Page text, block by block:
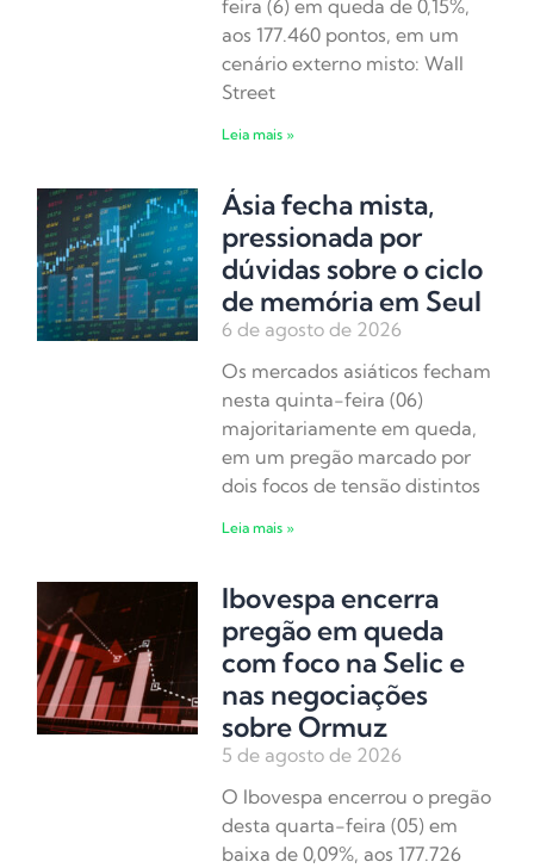
feira (6) em queda de 0,15%,
aos 177.460 pontos, em um
cenário externo misto: Wall
Street
Leia mais »
Ásia fecha mista,
pressionada por
dúvidas sobre o ciclo
de memória em Seul
6 de agosto de 2026
Os mercados asiáticos fecham
nesta quinta-feira (06)
majoritariamente em queda,
em um pregão marcado por
dois focos de tensão distintos
Leia mais »
Ibovespa encerra
pregão em queda
com foco na Selic e
nas negociações
sobre Ormuz
5 de agosto de 2026
O Ibovespa encerrou o pregão
desta quarta-feira (05) em
baixa de 0,09%, aos 177.726